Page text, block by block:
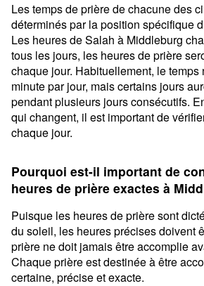
Les temps de prière de chacune des
déterminés par la position spécifique
Les heures de Salah à Middleburg
tous les jours, les heures de prière
chaque jour. Habituellement, le temps
minute par jour, mais certains jours
pendant plusieurs jours consécutifs.
qui changent, il est important de
chaque jour.
Pourquoi est-il important de
heures de prière exactes à
Puisque les heures de prière sont
du soleil, les heures précises doivent
prière ne doit jamais être accomplie
Chaque prière est destinée à être
certaine, précise et exacte.